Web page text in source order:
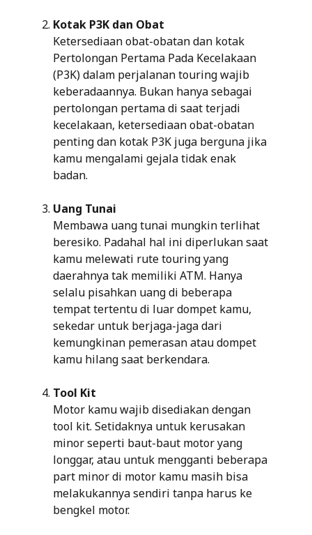
Kotak P3K dan Obat
Ketersediaan obat-obatan dan kotak
Pertolongan Pertama Pada Kecelakaan
(P3K) dalam perjalanan touring wajib
keberadaannya. Bukan hanya sebagai
pertolongan pertama di saat terjadi
kecelakaan, ketersediaan obat-obatan
penting dan kotak P3K juga berguna jika
kamu mengalami gejala tidak enak
badan.
Uang Tunai
Membawa uang tunai mungkin terlihat
beresiko. Padahal hal ini diperlukan saat
kamu melewati rute touring yang
daerahnya tak memiliki ATM. Hanya
selalu pisahkan uang di beberapa
tempat tertentu di luar dompet kamu,
sekedar untuk berjaga-jaga dari
kemungkinan pemerasan atau dompet
kamu hilang saat berkendara.
Tool Kit
Motor kamu wajib disediakan dengan
tool kit. Setidaknya untuk kerusakan
minor seperti baut-baut motor yang
longgar, atau untuk mengganti beberapa
part minor di motor kamu masih bisa
melakukannya sendiri tanpa harus ke
bengkel motor.